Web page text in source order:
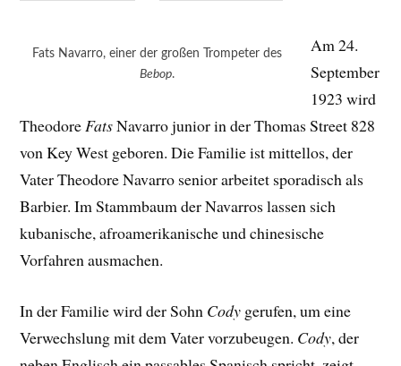
Fats Navarro, einer der großen Trompeter des
Bebop.
Am 24.
September
1923 wird
TheodoreFatsNavarro junior in der Thomas Street 828
von Key West geboren. Die Familie ist mittellos, der
Vater Theodore Navarro senior arbeitet sporadisch als
Barbier. Im Stammbaum der Navarros lassen sich
kubanische, afroamerikanische und chinesische
Vorfahren ausmachen.
In der Familie wird der Sohn Cody gerufen, um eine
Verwechslung mit dem Vater vorzubeugen. Cody, der